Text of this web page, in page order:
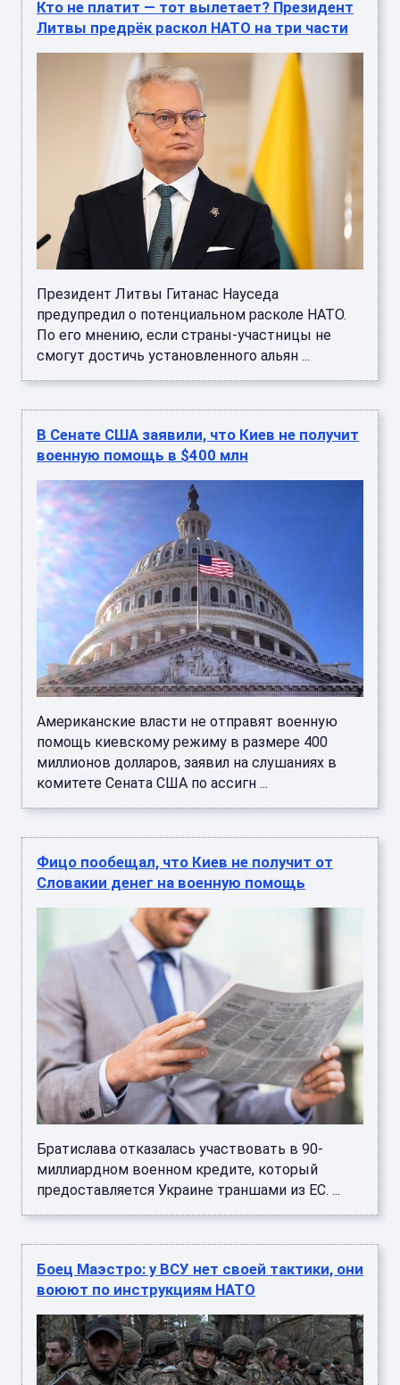
Кто не платит — тот вылетает? Президент
Литвы предрёк раскол НАТО на три части
Президент Литвы Гитанас Науседа
предупредил о потенциальном расколе НАТО.
По его мнению, если страны-участницы не
смогут достичь установленного альян ...
В Сенате США заявили, что Киев не получит
военную помощь в $400 млн
Американские власти не отправят военную
помощь киевскому режиму в размере 400
миллионов долларов, заявил на слушаниях в
комитете Сената США по ассигн ...
Фицо пообещал, что Киев не получит от
Словакии денег на военную помощь
Братислава отказалась участвовать в 90-
миллиардном военном кредите, который
предоставляется Украине траншами из ЕС. ...
Боец Маэстро: у ВСУ нет своей тактики, они
воюют по инструкциям НАТО